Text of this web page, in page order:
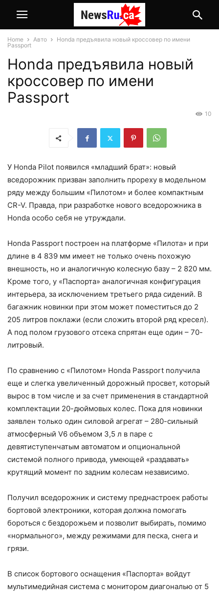
Home Авто
Honda предъявила новый кроссовер по имени
Passport
Honda предъявила новый
кроссовер по имени
Passport
10
У Honda Pilot появился «младший брат»: новый
вседорожник призван заполнить прореху в модельном
ряду между большим «Пилотом» и более компактным
CR-V. Правда, при разработке нового вседорожника в
Honda особо себя не утруждали.
Honda Passport построен на платформе «Пилота» и при
длине в 4 839 мм имеет не только очень похожую
внешность, но и аналогичную колесную базу – 2 820 мм.
Кроме того, у «Паспорта» аналогичная конфигурация
интерьера, за исключением третьего ряда сидений. В
багажник новинки при этом может поместиться до 2
205 литров поклажи (если сложить второй ряд кресел).
А под полом грузового отсека спрятан еще один – 70-
литровый.
По сравнению с «Пилотом» Honda Passport получила
еще и слегка увеличенный дорожный просвет, который
вырос в том числе и за счет применения в стандартной
комплектации 20-дюймовых колес. Пока для новинки
заявлен только один силовой агрегат – 280-сильный
атмосферный V6 объемом 3,5 л в паре с
девятиступенчатым автоматом и опциональной
системой полного привода, умеющей «раздавать»
крутящий момент по задним колесам независимо.
Получил вседорожник и систему преднастроек работы
бортовой электроники, которая должна помогать
бороться с бездорожьем и позволит выбирать, помимо
«нормального», между режимами для песка, снега и
грязи.
В список бортового оснащения «Паспорта» войдут
мультимедийная система с монитором диагональю от 5